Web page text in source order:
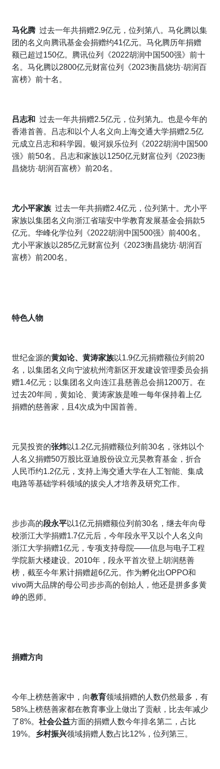
马化腾 过去一年共捐赠2.9亿元，位列第八。马化腾以集
团的名义向腾讯基金会捐赠约41亿元。马化腾历年捐赠
额已超过150亿。腾讯位列《2022胡润中国500强》前十
名。马化腾以2800亿元财富位列《2023衡昌烧坊·胡润百
富榜》前十名。
吕志和 过去一年共捐赠2.5亿元，位列第九。也是今年的
香港首善。吕志和以个人名义向上海交通大学捐赠2.5亿
元成立吕志和科学园。银河娱乐位列《2022胡润中国500
强》前50名。吕志和家族以1250亿元财富位列《2023衡
昌烧坊·胡润百富榜》前20名。
尤小平家族 过去一年共捐赠2.4亿元，位列第十。尤小平
家族以集团名义向浙江省瑞安中学教育发展基金会捐款5
亿元。华峰化学位列《2022胡润中国500强》前400名。
尤小平家族以285亿元财富位列《2023衡昌烧坊·胡润百
富榜》前200名。
特色人物
世纪金源的黄如论、黄涛家族以1.9亿元捐赠额位列前20
名，以集团名义向宁波杭州湾新区开发建设管理委员会捐
赠1.4亿元；以集团名义向连江县慈善总会捐1200万。在
过去20年间，黄如论、黄涛家族是唯一每年保持着上亿
捐赠的慈善家，且4次成为中国首善。
元昊投资的张炜以1.2亿元捐赠额位列前30名，张炜以个
人名义捐赠50万股比亚迪股份设立元昊教育基金，折合
人民币约1.2亿元，支持上海交通大学在人工智能、集成
电路等基础学科领域的拔尖人才培养及研究工作。
步步高的段永平以1亿元捐赠额位列前30名，继去年向母
校浙江大学捐赠1.7亿元后，今年段永平又以个人名义向
浙江大学捐赠1亿元，专项支持母院——信息与电子工程
学院新大楼建设。2010年，段永平首次登上胡润慈善
榜，截至今年累计捐赠超6亿元。作为孵化出OPPO和
vivo两大品牌的母公司步步高的创始人，他还是拼多多黄
峥的恩师。
捐赠方向
今年上榜慈善家中，向教育领域捐赠的人数仍然最多，有
58%上榜慈善家都在教育事业上做出了贡献，比去年减少
了8%。 社会公益方面的捐赠人数今年排名第二，占比
19%。
乡村振兴领域捐赠人数占比12%，位列第三。